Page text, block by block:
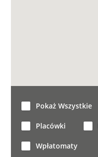
Pokaż Wszystkie
Placówki
Wpłatomaty